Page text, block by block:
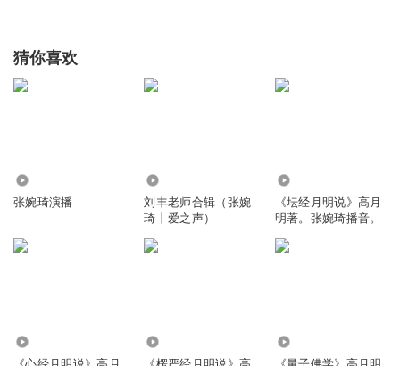
如闪闪的刀光，海草头发飞旋似女巫。
往上看，太阳融化了，像蛋黄摊在海的外层，晃晃悠悠。海
猜你喜欢
张婉琦演播
刘丰老师合辑（张婉
琦丨爱之声）
《坛经月明说》高月
明著。张婉琦播音。
《心经月明说》高月
《楞严经月明说》高
《量子佛学》高月明